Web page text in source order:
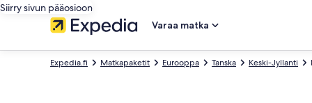
Siirry sivun pääosioon
Varaa matka
Keski-Jyllanti
Tanska
Eurooppa
Matkapaketit
Expedia.fi